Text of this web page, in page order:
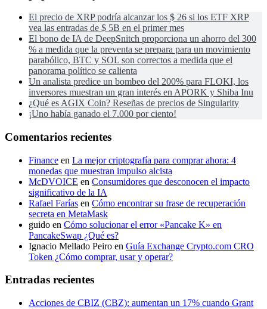
El precio de XRP podría alcanzar los $ 26 si los ETF XRP
vea las entradas de $ 5B en el primer mes
El bono de IA de DeepSnitch proporciona un ahorro del 300
% a medida que la preventa se prepara para un movimiento
parabólico, BTC y SOL son correctos a medida que el
panorama político se calienta
Un analista predice un bombeo del 200% para FLOKI, los
inversores muestran un gran interés en APORK y Shiba Inu
¿Qué es AGIX Coin? Reseñas de precios de Singularity
¡Uno había ganado el 7.000 por ciento!
Comentarios recientes
Finance en La mejor criptografía para comprar ahora: 4
monedas que muestran impulso alcista
McDVOICE en Consumidores que desconocen el impacto
significativo de la IA
Rafael Farías en Cómo encontrar su frase de recuperación
secreta en MetaMask
guido en Cómo solucionar el error «Pancake K» en
PancakeSwap ¿Qué es?
Ignacio Mellado Peiro en Guía Exchange Crypto.com CRO
Token ¿Cómo comprar, usar y operar?
Entradas recientes
Acciones de CBIZ (CBZ): aumentan un 17% cuando Grant